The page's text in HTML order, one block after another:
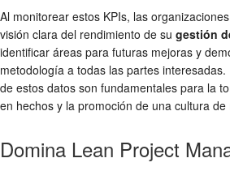
Al monitorear estos KPIs, las
visión clara del rendimiento de su gestión
identificar áreas para futuras mejoras y
metodología a todas las partes
de estos datos son fundamentales para la
en hechos y la promoción de una cultura
Domina Lean Project